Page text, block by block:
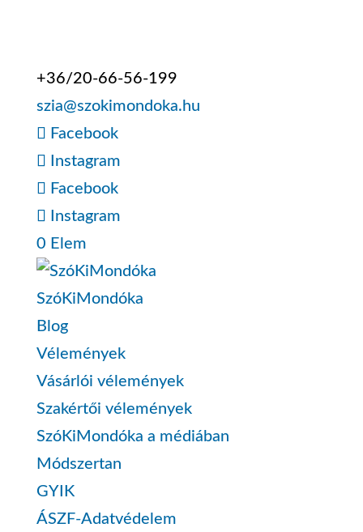
+36/20-66-56-199
szia@szokimondoka.hu
Facebook
Instagram
Facebook
Instagram
0 Elem
SzóKiMondóka
Blog
Vélemények
Vásárlói vélemények
Szakértői vélemények
SzóKiMondóka a médiában
Módszertan
GYIK
ÁSZF-Adatvédelem